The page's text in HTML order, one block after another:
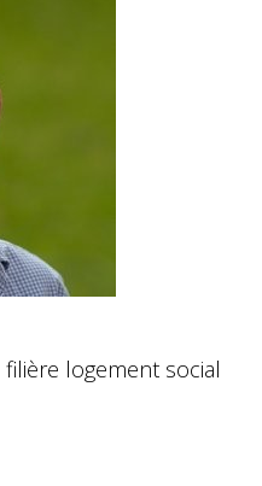
logement social